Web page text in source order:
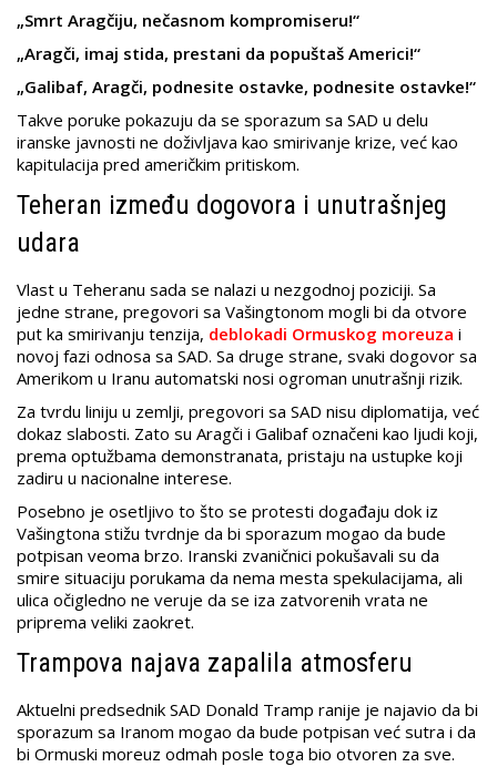
„Smrt Aragčiju, nečasnom kompromiseru!“
„Aragči, imaj stida, prestani da popuštaš Americi!“
„Galibaf, Aragči, podnesite ostavke, podnesite ostavke!“
Takve poruke pokazuju da se sporazum sa SAD u delu
iranske javnosti ne doživljava kao smirivanje krize, već kao
kapitulacija pred američkim pritiskom.
Teheran između dogovora i unutrašnjeg
udara
Vlast u Teheranu sada se nalazi u nezgodnoj poziciji. Sa
jedne strane, pregovori sa Vašingtonom mogli bi da otvore
put ka smirivanju tenzija, deblokadi Ormuskog moreuza i
novoj fazi odnosa sa SAD. Sa druge strane, svaki dogovor sa
Amerikom u Iranu automatski nosi ogroman unutrašnji rizik.
Za tvrdu liniju u zemlji, pregovori sa SAD nisu diplomatija, već
dokaz slabosti. Zato su Aragči i Galibaf označeni kao ljudi koji,
prema optužbama demonstranata, pristaju na ustupke koji
zadiru u nacionalne interese.
Posebno je osetljivo to što se protesti događaju dok iz
Vašingtona stižu tvrdnje da bi sporazum mogao da bude
potpisan veoma brzo. Iranski zvaničnici pokušavali su da
smire situaciju porukama da nema mesta spekulacijama, ali
ulica očigledno ne veruje da se iza zatvorenih vrata ne
priprema veliki zaokret.
Trampova najava zapalila atmosferu
Aktuelni predsednik SAD Donald Tramp ranije je najavio da bi
sporazum sa Iranom mogao da bude potpisan već sutra i da
bi Ormuski moreuz odmah posle toga bio otvoren za sve.